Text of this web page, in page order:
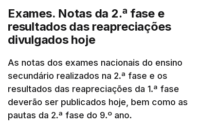
Exames. Notas da 2.ª fase e
resultados das reapreciações
divulgados hoje
As notas dos exames nacionais do ensino
secundário realizados na 2.ª fase e os
resultados das reapreciações da 1.ª fase
deverão ser publicados hoje, bem como as
pautas da 2.ª fase do 9.º ano.